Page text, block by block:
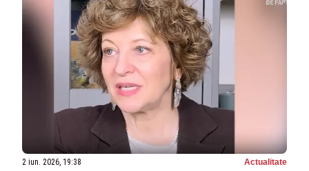
2 iun. 2026, 19:38 Actualitate